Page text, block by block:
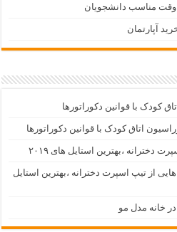
وقت مناسب دانشجویان
آپارتمان
کودک با قوانین دکوراتورها
اتاق کودک با قوانین دکوراتورها
دخترانه ،بهترین استایل های ۲۰۱۹
از تیپ اسپرت دخترانه ،بهترین استایل
خانه مدل مو